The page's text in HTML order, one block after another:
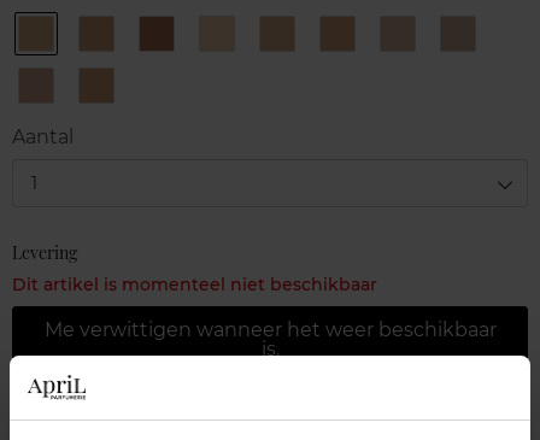
Aantal
1
Levering
Dit artikel is momenteel niet beschikbaar
Me verwittigen wanneer het weer beschikbaar
is.
Gratis levering bij aankoop van min. 55€